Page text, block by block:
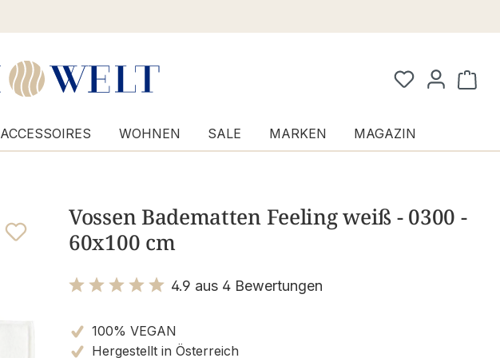
ACCESSOIRES WOHNEN SALE MARKEN MAGAZIN
Vossen Badematten Feeling weiß - 0300 -
60x100 cm
4.9 aus 4 Bewertungen
100% VEGAN
Hergestellt in Österreich